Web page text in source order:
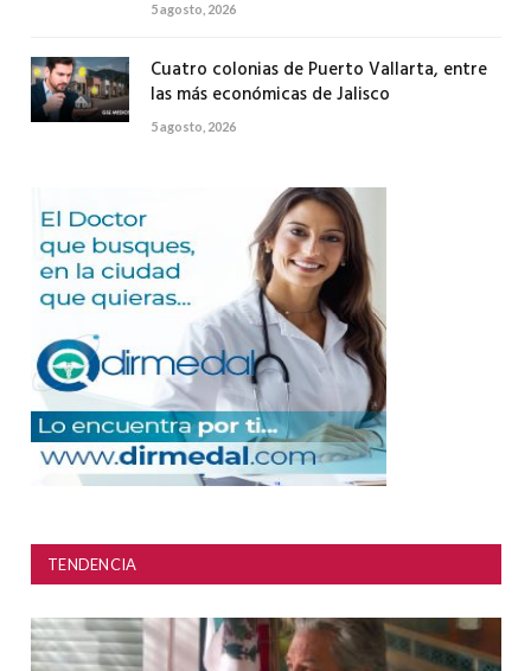
5 agosto, 2026
Cuatro colonias de Puerto Vallarta, entre
las más económicas de Jalisco
5 agosto, 2026
TENDENCIA